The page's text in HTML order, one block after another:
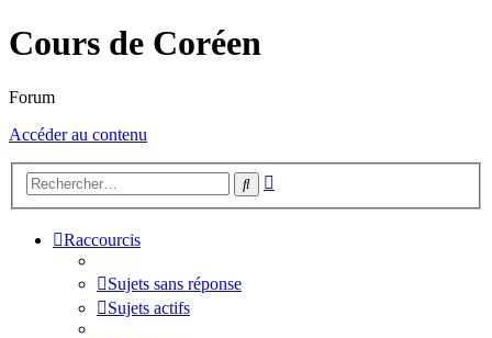
Cours de Coréen
Forum
Accéder au contenu
Rechercher
Raccourcis
Sujets sans réponse
Sujets actifs